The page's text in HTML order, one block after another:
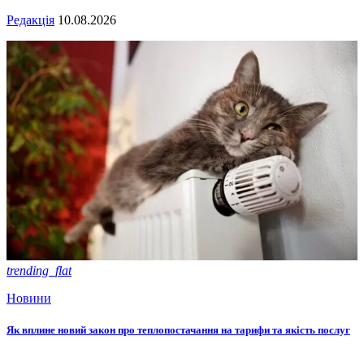
Редакція 10.08.2026
trending_flat
Новини
Як вплине новий закон про теплопостачання на тарифи та якість послуг